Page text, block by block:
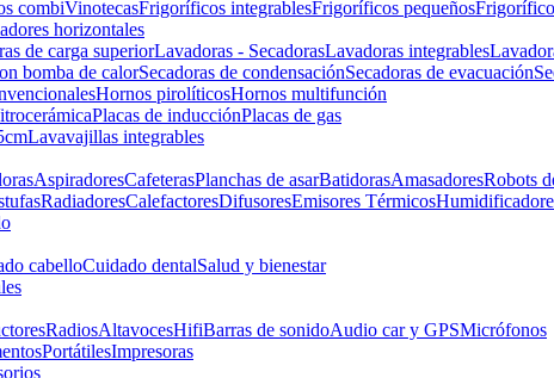
combiVinotecasFrigoríficos integrablesFrigoríficos pequeños
horizontales
de carga superiorLavadoras - SecadorasLavadoras integrables
bomba de calorSecadoras de condensaciónSecadoras de evacuación
Hornos pirolíticosHornos multifunción
Placas de inducciónPlacas de gas
Lavavajillas integrables
AspiradoresCafeterasPlanchas de asarBatidorasAmasadoresRobots
RadiadoresCalefactoresDifusoresEmisores Térmicos
cabelloCuidado dentalSalud y bienestar
RadiosAltavocesHifiBarras de sonidoAudio car y GPSMicrófonos
PortátilesImpresoras